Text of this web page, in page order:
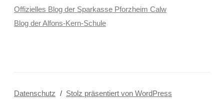
Offizielles Blog der Sparkasse Pforzheim Calw
Blog der Alfons-Kern-Schule
Datenschutz Stolz präsentiert von WordPress